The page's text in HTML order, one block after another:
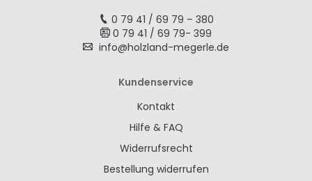
0 79 41 / 69 79 – 380
0 79 41 / 69 79- 399
info@holzland-megerle.de
Kundenservice
Kontakt
Hilfe & FAQ
Widerrufsrecht
Bestellung widerrufen